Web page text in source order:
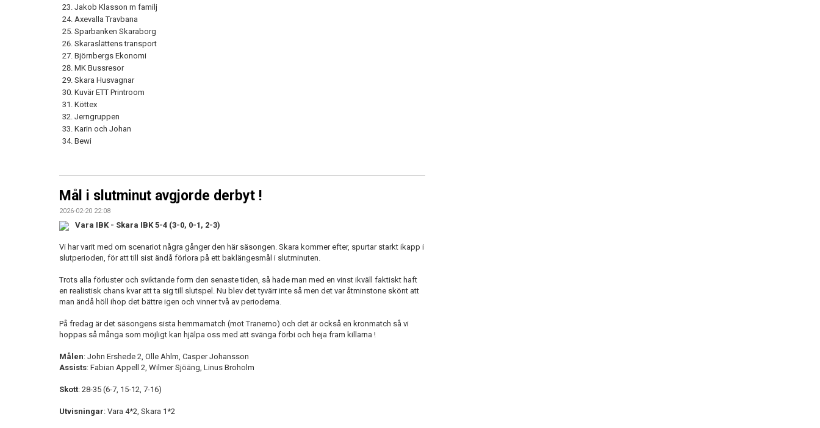
Jakob Klasson m familj
Axevalla Travbana
Sparbanken Skaraborg
Skaraslättens transport
Björnbergs Ekonomi
MK Bussresor
Skara Husvagnar
Kuvär ETT Printroom
Köttex
Jerngruppen
Karin och Johan
Bewi
Mål i slutminut avgjorde derbyt !
2026-02-20 22:08
Vara IBK - Skara IBK 5-4 (3-0, 0-1, 2-3)
Vi har varit med om scenariot några gånger den här säsongen. Skara kommer efter, spurtar starkt ikapp i
slutperioden, för att till sist ändå förlora på ett baklängesmål i slutminuten.
Trots alla förluster och sviktande form den senaste tiden, så hade man med en vinst ikväll faktiskt haft
en realistisk chans kvar att ta sig till slutspel. Nu blev det tyvärr inte så men det var åtminstone skönt att
man ändå höll ihop det bättre igen och vinner två av perioderna.
På fredag är det säsongens sista hemmamatch (mot Tranemo) och det är också en kronmatch så vi
hoppas så många som möjligt kan hjälpa oss med att svänga förbi och heja fram killarna !
Målen: John Ershede 2, Olle Ahlm, Casper Johansson
Assists: Fabian Appell 2, Wilmer Sjöäng, Linus Broholm
Skott: 28-35 (6-7, 15-12, 7-16)
Utvisningar: Vara 4*2, Skara 1*2